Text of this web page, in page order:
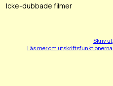
Icke-dubbade filmer
Skriv ut
Läs mer om utskriftsfunktionerna